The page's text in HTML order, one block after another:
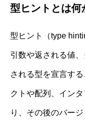
型ヒントとは何
型ヒント（type
引数や返される値
される型を宣言す
クトや配列、イン
り、その後のバー